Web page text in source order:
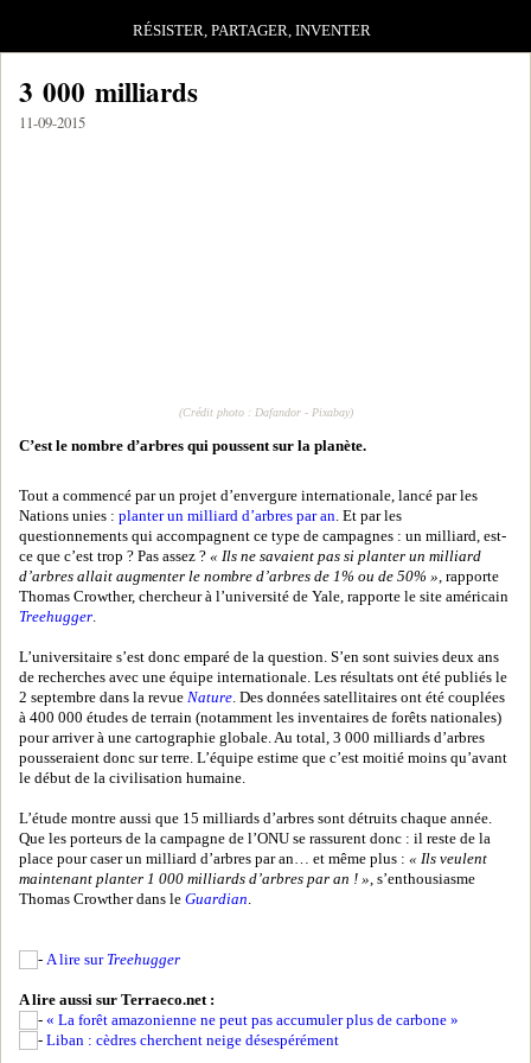
RÉSISTER, PARTAGER, INVENTER
3 000 milliards
11-09-2015
(Crédit photo : Dafandor - Pixabay)
C’est le nombre d’arbres qui poussent sur la planète.
Tout a commencé par un projet d’envergure internationale, lancé par les
Nations unies : planter un milliard d’arbres par an. Et par les
questionnements qui accompagnent ce type de campagnes : un milliard, est-
ce que c’est trop ? Pas assez ? « Ils ne savaient pas si planter un milliard
d’arbres allait augmenter le nombre d’arbres de 1% ou de 50% », rapporte
Thomas Crowther, chercheur à l’université de Yale, rapporte le site américain
Treehugger.
L’universitaire s’est donc emparé de la question. S’en sont suivies deux ans
de recherches avec une équipe internationale. Les résultats ont été publiés le
2 septembre dans la revue Nature. Des données satellitaires ont été couplées
à 400 000 études de terrain (notamment les inventaires de forêts nationales)
pour arriver à une cartographie globale. Au total, 3 000 milliards d’arbres
pousseraient donc sur terre. L’équipe estime que c’est moitié moins qu’avant
le début de la civilisation humaine.
L’étude montre aussi que 15 milliards d’arbres sont détruits chaque année.
Que les porteurs de la campagne de l’ONU se rassurent donc : il reste de la
place pour caser un milliard d’arbres par an… et même plus : « Ils veulent
maintenant planter 1 000 milliards d’arbres par an ! », s’enthousiasme
Thomas Crowther dans le Guardian.
A lire sur Treehugger
A lire aussi sur Terraeco.net :
« La forêt amazonienne ne peut pas accumuler plus de carbone »
Liban : cèdres cherchent neige désespérément